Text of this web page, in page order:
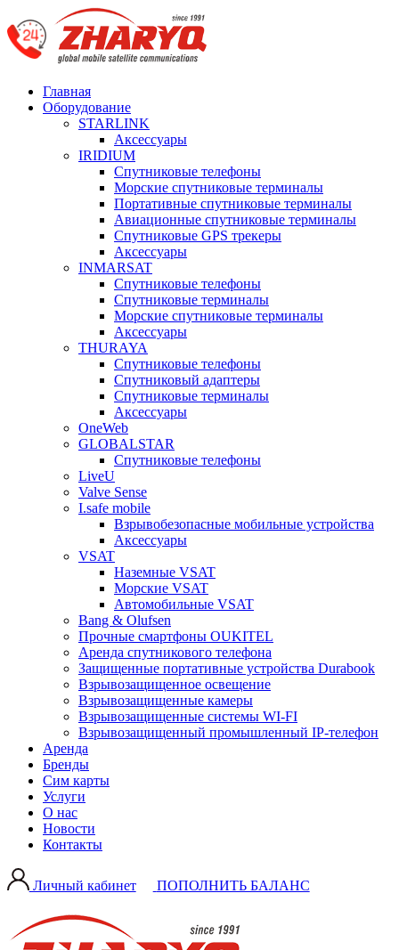
Главная
Оборудование
STARLINK
Аксессуары
IRIDIUM
Спутниковые телефоны
Морские спутниковые терминалы
Портативные спутниковые терминалы
Авиационные спутниковые терминалы
Спутниковые GPS трекеры
Аксессуары
INMARSAT
Спутниковые телефоны
Спутниковые терминалы
Морские спутниковые терминалы
Аксессуары
THURAYA
Спутниковые телефоны
Спутниковый адаптеры
Спутниковые терминалы
Аксессуары
OneWeb
GLOBALSTAR
Спутниковые телефоны
LiveU
Valve Sense
I.safe mobile
Взрывобезопасные мобильные устройства
Аксессуары
VSAT
Наземные VSAT
Морские VSAT
Автомобильные VSAT
Bang & Olufsen
Прочные смартфоны OUKITEL
Аренда спутникового телефона
Защищенные портативные устройства Durabook
Взрывозащищенное освещение
Взрывозащищенные камеры
Взрывозащищенные системы WI-FI
Взрывозащищенный промышленный IP-телефон
Аренда
Бренды
Сим карты
Услуги
О нас
Новости
Контакты
Личный кабинет ПОПОЛНИТЬ БАЛАНС